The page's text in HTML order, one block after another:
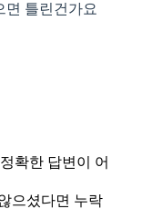
틀린건가요
확한 답변이 어
으셨다면 누락